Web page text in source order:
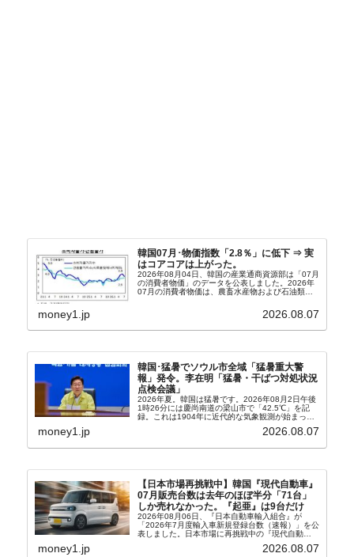
韓国07月･物価指数「2.8％」に低下 ⇒ 実
はコアコアは上がった。
2026年08月04日、韓国の産業通商資源部は「07月
の消費者物価」のデータを公表しました。2026年
07月の消費者物価は、農畜水産物および石油類の
2.8％上昇（06月は3.2％）となり、上昇率は前...
money1.jp 2026.08.07
韓国･猛暑でソウル市全域「猛暑重大警
報」発令。李在明「猛暑・干ばつ対処状況
点検会議」
2026年夏。韓国は猛暑です。2026年08月2日午後
1時26分には慶尚南道の梁山市で「42.5℃」を記
録。これは1904年に近代的な気象観測が始まって
ウル市全域への「猛暑重大警報」が発令され...
money1.jp 2026.08.07
【日本市場再挑戦中】韓国『現代自動車』
07月販売台数は去年のほぼ半分「71台」
しか売れなかった。『起亜』は9台だけ
2026年08月06日、『日本自動車輸入組合』が
「2026年7月度輸入車新規登録台数（速報）」を公
表しました。日本市場に再挑戦中の『現代自動
台数はこの中に捉えられているはずです。先月から
money1.jp 2026.08.07